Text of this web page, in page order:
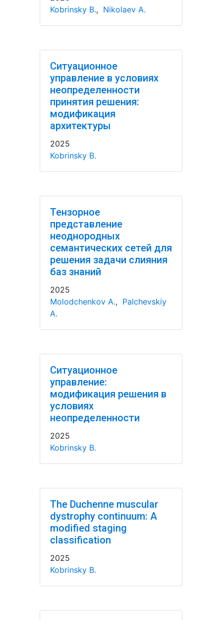
Kobrinsky B., Nikolaev A.
Ситуационное
управление в условиях
неопределенности
принятия решения:
модификация
архитектуры
2025
Kobrinsky B.
Тензорное
представление
неоднородных
семантических сетей для
решения задачи слияния
баз знаний
2025
Molodchenkov A., Palchevskiy
A.
Ситуационное
управление:
модификация решения в
условиях
неопределенности
2025
Kobrinsky B.
The Duchenne muscular
dystrophy continuum: A
modified staging
classification
2025
Kobrinsky B.